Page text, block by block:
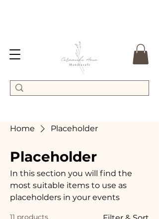
Home Placeholder
Placeholder
In this section you will find the
most suitable items to use as
placeholders in your events
11 products